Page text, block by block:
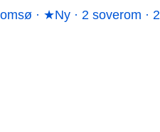
· ★Ny · 2 soverom · 2